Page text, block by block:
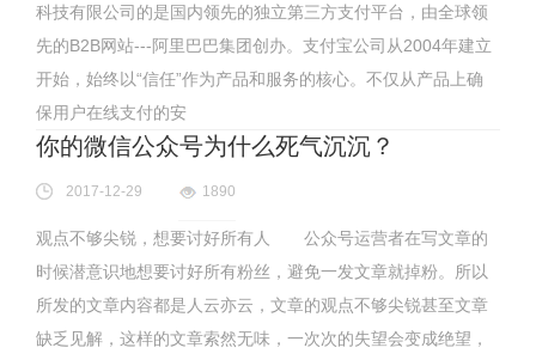
科技有限公司的是国内领先的独立第三方支付平台，由全球领
先的B2B网站---阿里巴巴集团创办。支付宝公司从2004年建立
开始，始终以“信任”作为产品和服务的核心。不仅从产品上确
保用户在线支付的安
你的微信公众号为什么死气沉沉？
2017-12-29 1890
观点不够尖锐，想要讨好所有人 公众号运营者在写文章的
时候潜意识地想要讨好所有粉丝，避免一发文章就掉粉。所以
所发的文章内容都是人云亦云，文章的观点不够尖锐甚至文章
缺乏见解，这样的文章索然无味，一次次的失望会变成绝望，